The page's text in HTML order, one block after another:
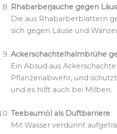
Rhabarberjauche gegen
Die aus Rhabarberblättern
sich gegen Läuse und
Ackerschachtelhalmbrühe
Ein Absud aus
Pflanzenabwehr, und
und es hilft auch bei Milben.
Teebaumöl als Duftbarriere
Mit Wasser verdünnt